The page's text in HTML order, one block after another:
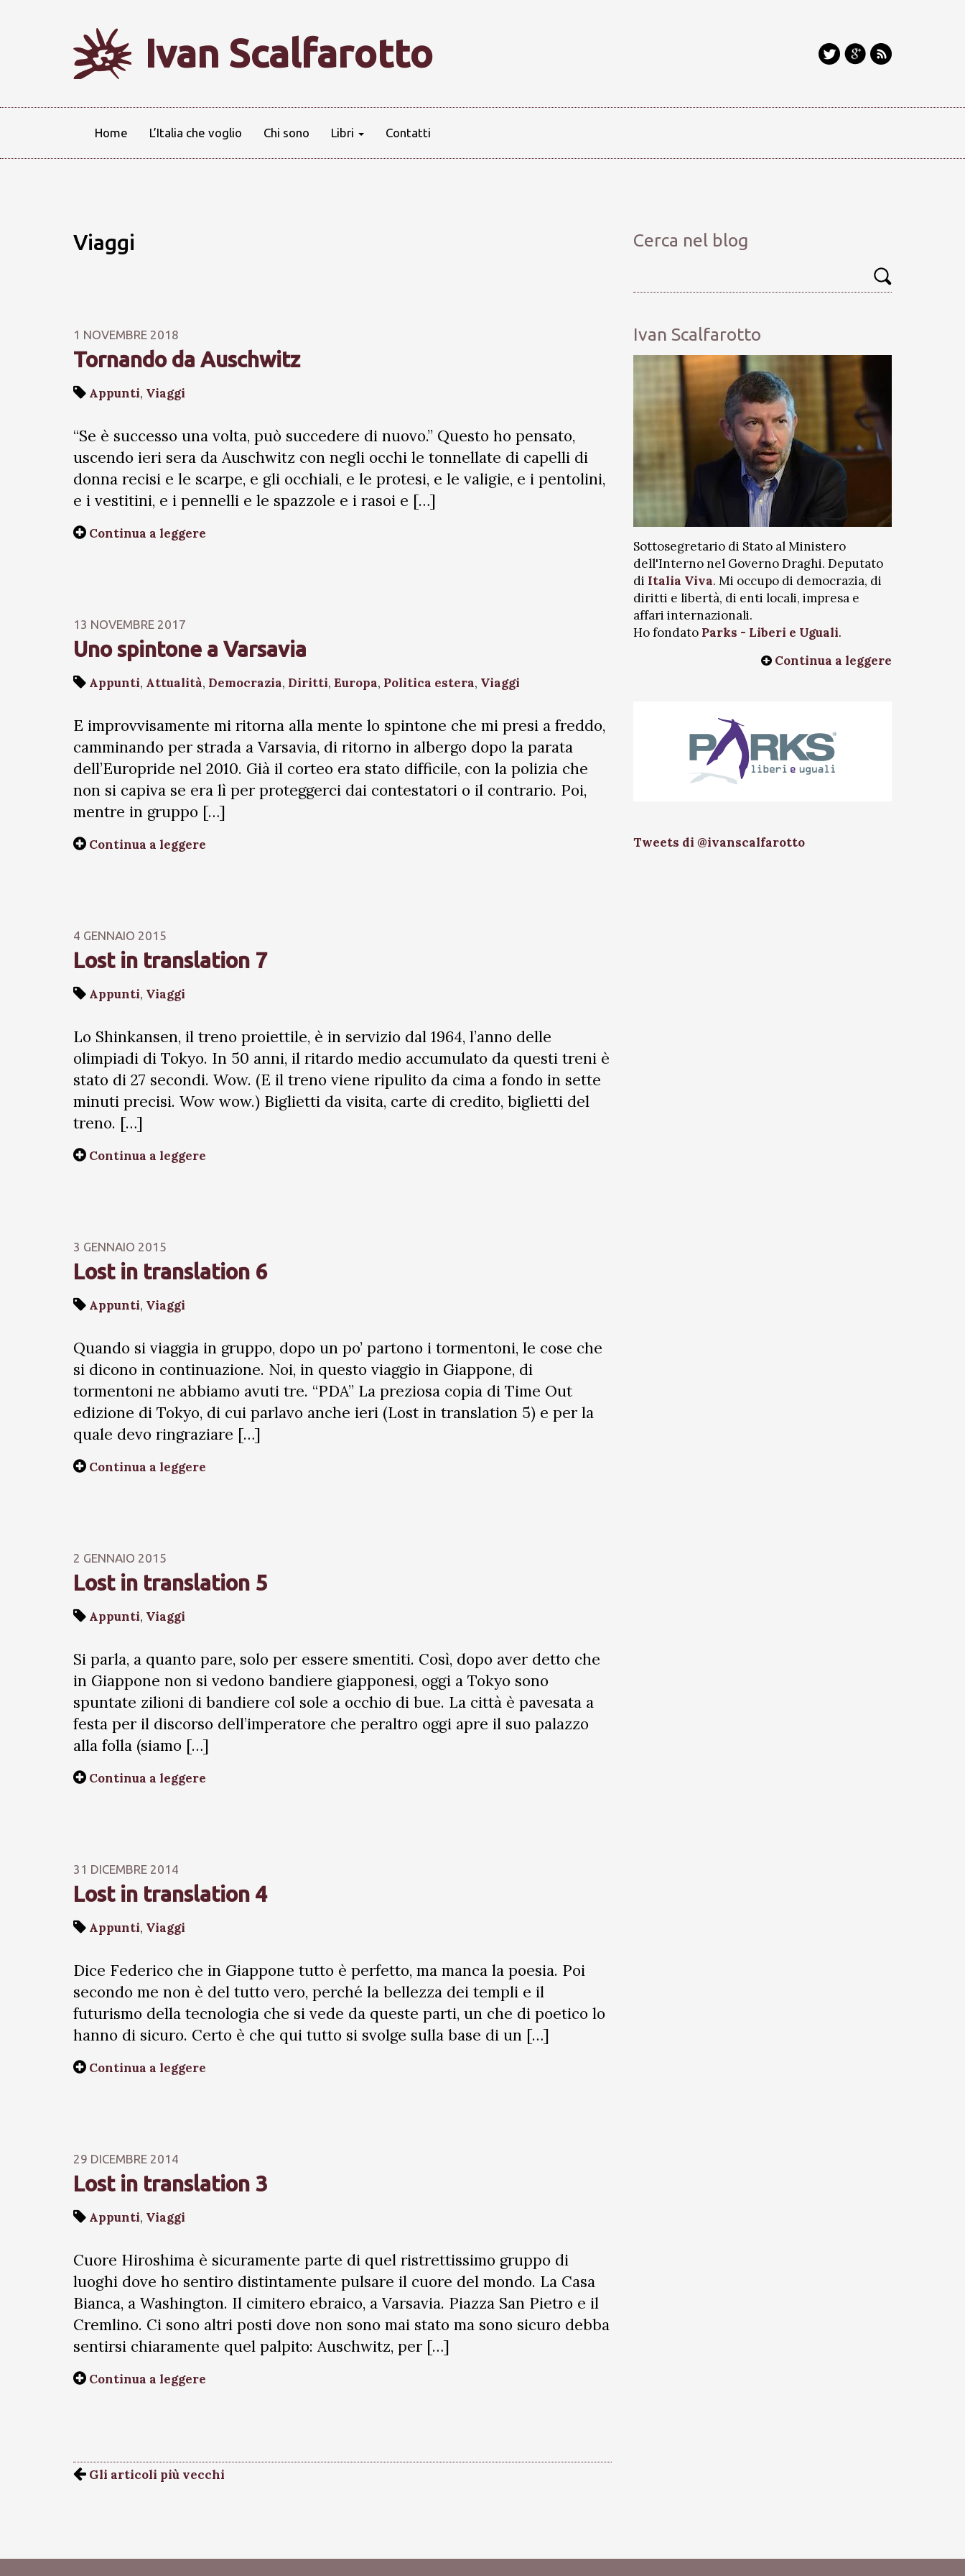
Ivan Scalfarotto
Home L’Italia che voglio Chi sono Libri Contatti
Viaggi
1 NOVEMBRE 2018
Tornando da Auschwitz
Appunti, Viaggi
“Se è successo una volta, può succedere di nuovo.” Questo ho pensato,
uscendo ieri sera da Auschwitz con negli occhi le tonnellate di capelli di
donna recisi e le scarpe, e gli occhiali, e le protesi, e le valigie, e i pentolini,
e i vestitini, e i pennelli e le spazzole e i rasoi e […]
Continua a leggere
13 NOVEMBRE 2017
Uno spintone a Varsavia
Appunti, Attualità, Democrazia, Diritti, Europa, Politica estera, Viaggi
E improvvisamente mi ritorna alla mente lo spintone che mi presi a freddo,
camminando per strada a Varsavia, di ritorno in albergo dopo la parata
dell’Europride nel 2010. Già il corteo era stato difficile, con la polizia che
non si capiva se era lì per proteggerci dai contestatori o il contrario. Poi,
mentre in gruppo […]
Continua a leggere
4 GENNAIO 2015
Lost in translation 7
Appunti, Viaggi
Lo Shinkansen, il treno proiettile, è in servizio dal 1964, l’anno delle
olimpiadi di Tokyo. In 50 anni, il ritardo medio accumulato da questi treni è
stato di 27 secondi. Wow. (E il treno viene ripulito da cima a fondo in sette
minuti precisi. Wow wow.) Biglietti da visita, carte di credito, biglietti del
treno. […]
Continua a leggere
3 GENNAIO 2015
Lost in translation 6
Appunti, Viaggi
Quando si viaggia in gruppo, dopo un po’ partono i tormentoni, le cose che
si dicono in continuazione. Noi, in questo viaggio in Giappone, di
tormentoni ne abbiamo avuti tre. “PDA” La preziosa copia di Time Out
edizione di Tokyo, di cui parlavo anche ieri (Lost in translation 5) e per la
quale devo ringraziare […]
Continua a leggere
2 GENNAIO 2015
Lost in translation 5
Appunti, Viaggi
Si parla, a quanto pare, solo per essere smentiti. Così, dopo aver detto che
in Giappone non si vedono bandiere giapponesi, oggi a Tokyo sono
spuntate zilioni di bandiere col sole a occhio di bue. La città è pavesata a
festa per il discorso dell’imperatore che peraltro oggi apre il suo palazzo
alla folla (siamo […]
Continua a leggere
31 DICEMBRE 2014
Lost in translation 4
Appunti, Viaggi
Dice Federico che in Giappone tutto è perfetto, ma manca la poesia. Poi
secondo me non è del tutto vero, perché la bellezza dei templi e il
futurismo della tecnologia che si vede da queste parti, un che di poetico lo
hanno di sicuro. Certo è che qui tutto si svolge sulla base di un […]
Continua a leggere
29 DICEMBRE 2014
Lost in translation 3
Appunti, Viaggi
Cuore Hiroshima è sicuramente parte di quel ristrettissimo gruppo di
luoghi dove ho sentiro distintamente pulsare il cuore del mondo. La Casa
Bianca, a Washington. Il cimitero ebraico, a Varsavia. Piazza San Pietro e il
Cremlino. Ci sono altri posti dove non sono mai stato ma sono sicuro debba
sentirsi chiaramente quel palpito: Auschwitz, per […]
Continua a leggere
Gli articoli più vecchi
Cerca nel blog
Ivan Scalfarotto
Sottosegretario di Stato al Ministero
dell'Interno nel Governo Draghi. Deputato
di Italia Viva. Mi occupo di democrazia, di
diritti e libertà, di enti locali, impresa e
affari internazionali.
Ho fondato Parks - Liberi e Uguali.
Continua a leggere
Tweets di @ivanscalfarotto